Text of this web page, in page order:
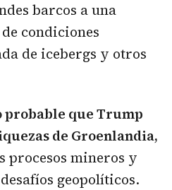
barcos a una
condiciones
de icebergs y otros
probable que Trump
de Groenlandia,
procesos mineros y
geopolíticos.